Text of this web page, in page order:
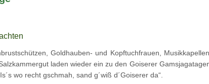
Goldhauben- und Kopftuchfrauen,
laden wieder ein zu den Goiserer
wo recht gschmah, sand g´wiß d´Goiserer da“.